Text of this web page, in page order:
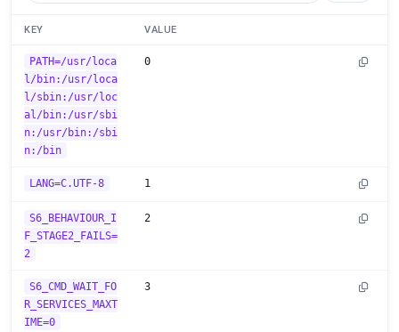
KEY VALUE
PATH=/usr/loca
l/bin:/usr/loca
l/sbin:/usr/loc
al/bin:/usr/sbi
n:/usr/bin:/sbi
n:/bin
0
LANG=C.UTF-8 1
S6_BEHAVIOUR_I
F_STAGE2_FAILS=
2
2
S6_CMD_WAIT_FO
R_SERVICES_MAXT
IME=0
3